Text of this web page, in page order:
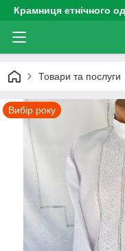
Крамниця етнічного
Товари та послуги
Вибір року